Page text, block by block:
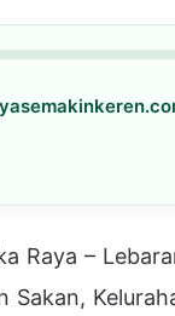
Raya –